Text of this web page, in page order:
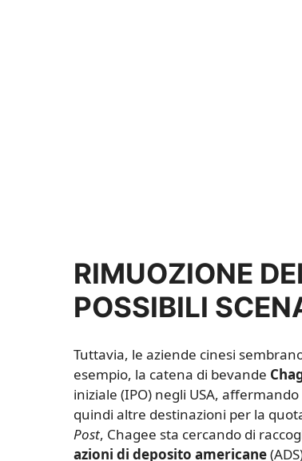
RIMUOZIONE
POSSIBILI
Tuttavia, le aziende cinesi
esempio, la catena di bevande
iniziale (IPO) negli USA, affermando
quindi altre destinazioni per la
Post, Chagee sta cercando di
azioni di deposito americane